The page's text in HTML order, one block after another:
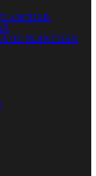
DE PLANCHAR